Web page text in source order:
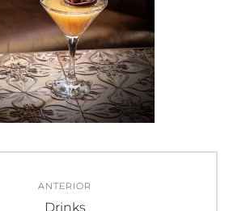
ANTERIOR
Entrada
Drinks